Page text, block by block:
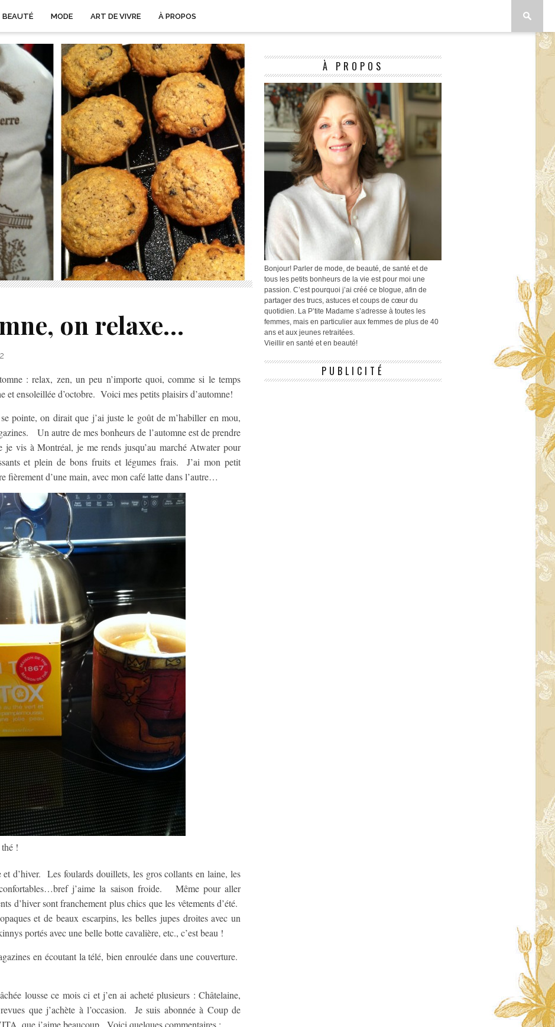
BEAUTÉ MODE ART DE VIVRE À PROPOS
on relaxe…
: relax, zen, un peu n’importe quoi, comme si le temps
et ensoleillée d’octobre. Voici mes petits plaisirs d’automne!
pointe, on dirait que j’ai juste le goût de m’habiller en mou,
Un autre de mes bonheurs de l’automne est de prendre
vis à Montréal, je me rends jusqu’au marché Atwater pour
et plein de bons fruits et légumes frais. J’ai mon petit
fièrement d’une main, avec mon café latte dans l’autre…
!
et d’hiver. Les foulards douillets, les gros collants en laine, les
j’aime la saison froide. Même pour aller
d’hiver sont franchement plus chics que les vêtements d’été.
et de beaux escarpins, les belles jupes droites avec un
portés avec une belle botte cavalière, etc., c’est beau !
en écoutant la télé, bien enroulée dans une couverture.
lousse ce mois ci et j’en ai acheté plusieurs : Châtelaine,
que j’achète à l’occasion. Je suis abonnée à Coup de
que j’aime beaucoup. Voici quelques commentaires :
À PROPOS
Bonjour! Parler de mode, de beauté, de santé et de
tous les petits bonheurs de la vie est pour moi une
passion. C’est pourquoi j’ai créé ce blogue, afin de
partager des trucs, astuces et coups de cœur du
quotidien. La P’tite Madame s’adresse à toutes les
femmes, mais en particulier aux femmes de plus de 40
ans et aux jeunes retraitées.
Vieillir en santé et en beauté!
PUBLICITÉ